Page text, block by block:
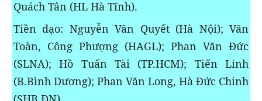
Quách Tân (HL Hà Tĩnh).
Tiền đạo: Nguyễn Văn Quyết (Hà Nội); Văn
Toàn, Công Phượng (HAGL); Phan Văn Đức
(SLNA); Hồ Tuấn Tài (TP.HCM); Tiến Linh
(B.Bình Dương); Phan Văn Long, Hà Đức Chinh